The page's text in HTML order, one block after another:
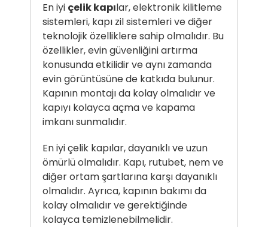
En iyi çelik kapılar, elektronik kilitleme
sistemleri, kapı zil sistemleri ve diğer
teknolojik özelliklere sahip olmalıdır. Bu
özellikler, evin güvenliğini artırma
konusunda etkilidir ve aynı zamanda
evin görüntüsüne de katkıda bulunur.
Kapının montajı da kolay olmalıdır ve
kapıyı kolayca açma ve kapama
imkanı sunmalıdır.
En iyi çelik kapılar, dayanıklı ve uzun
ömürlü olmalıdır. Kapı, rutubet, nem ve
diğer ortam şartlarına karşı dayanıklı
olmalıdır. Ayrıca, kapının bakımı da
kolay olmalıdır ve gerektiğinde
kolayca temizlenebilmelidir.